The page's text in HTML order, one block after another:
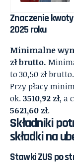
Znaczenie
2025 roku
Minimalne
zł brutto.
to 30,50 zł brutto.
Przy płacy
ok.3510,92 zł, a
5621,60 zł.
Składniki
składki na
Stawki ZUS po